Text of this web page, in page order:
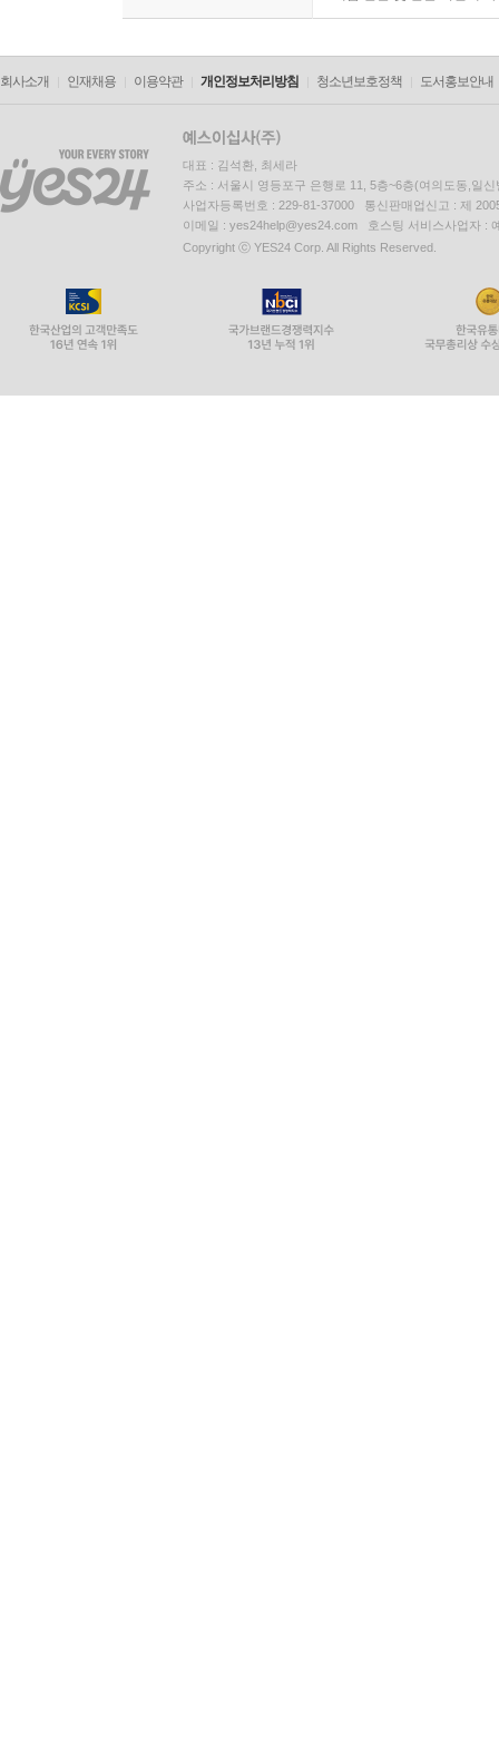
회사소개 인재채용 이용약관 개인정보처리방침 청소년보호정책 도서홍보안내
대표 : 김석환, 최세라
주소 : 서울시 영등포구 은행로 11, 5층~6층(여의도동,일신
사업자등록번호 : 229-81-37000 통신판매업신고 : 제
이메일 : yes24help@yes24.com 호스팅 서비스사업자 :
Copyright ⓒ YES24 Corp. All Rights Reserved.